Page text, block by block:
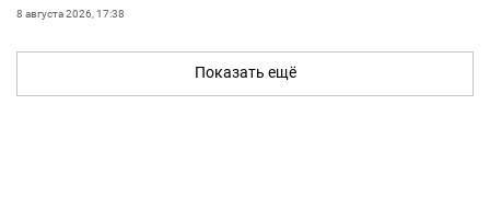
8 августа 2026, 17:38
Показать ещё